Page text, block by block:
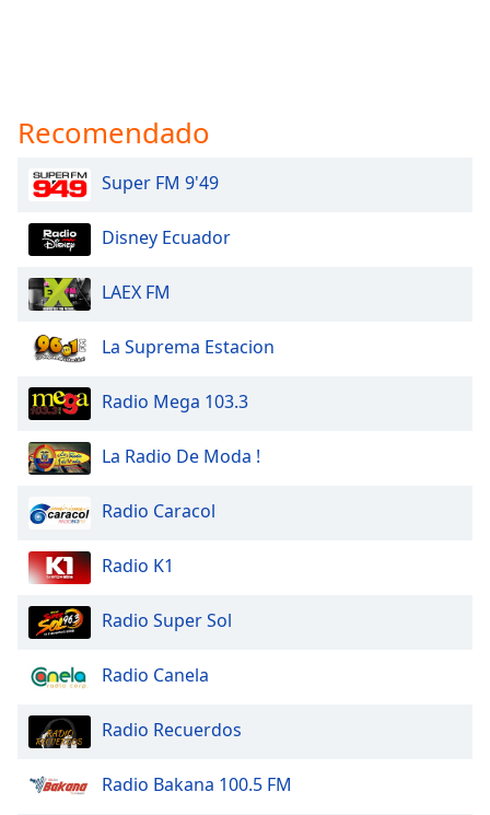
Recomendado
Super FM 9'49
Disney Ecuador
LAEX FM
La Suprema Estacion
Radio Mega 103.3
La Radio De Moda !
Radio Caracol
Radio K1
Radio Super Sol
Radio Canela
Radio Recuerdos
Radio Bakana 100.5 FM